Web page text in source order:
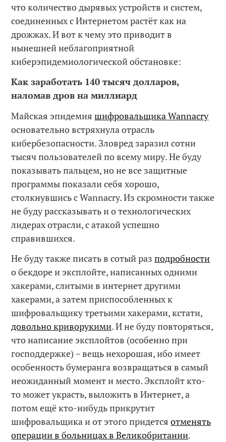
что количество дырявых устройств и систем,
соединенных с Интернетом растёт как на
дрожжах. И вот к чему это приводит в
нынешней неблагоприятной
киберэпидемиологической обстановке:
Как заработать 140 тысяч долларов,
наломав дров на миллиард
Майская эпидемияшифровальщика Wannacry
основательно встряхнула отрасль
кибербезопасности. Зловред заразил сотни
тысяч пользователей по всему миру. Не буду
показывать пальцем, но не все защитные
программы показали себя хорошо,
столкнувшись с Wannacry. Из скромности также
не буду рассказывать и о технологических
лидерах отрасли, с атакой успешно
справившихся.
Не буду также писать в сотый разподробности
о бекдоре и эксплойте, написанных одними
хакерами, слитыми в интернет другими
хакерами, а затем приспособленных к
шифровальщику третьими хакерами, кстати,
довольно криворукими. И не буду повторяться,
что написание эксплойтов (особенно при
господдержке) – вещь нехорошая, ибо имеет
особенность бумеранга возвращаться в самый
неожиданный момент и место. Эксплойт кто-
то может украсть, выложить в Интернет, а
потом ещё кто-нибудь прикрутит
шифровальщика и от этого придетсяотменять
операции в больницах в Великобритании.